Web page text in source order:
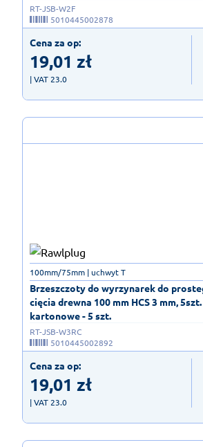
RT-JSB-W2F
5010445002878
Cena za op:
19,01 zł
| VAT 23.0
Brzeszczoty do wyrzynarek do
cięcia drewna 100 mm HCS 3 mm,
kartonowe - 5 szt.
100mm/75mm | uchwyt T
RT-JSB-W3RC
5010445002892
Cena za op:
19,01 zł
| VAT 23.0